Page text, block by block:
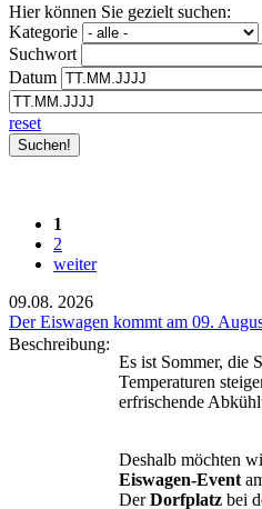
Hier können Sie gezielt suchen:
Kategorie
Suchwort
Datum
reset
1
2
weiter
09.08. 2026
Der Eiswagen kommt am 09.
Beschreibung:
Es ist Sommer, die
Temperaturen
erfrischende
Deshalb möchten
Eiswagen-Event
DerDorfplatz bei